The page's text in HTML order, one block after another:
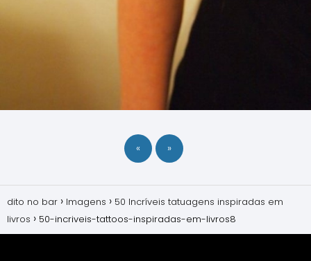
« »
dito no bar Imagens
50 Incríveis tatuagens inspiradas em
livros
50-incriveis-tattoos-inspiradas-em-livros8